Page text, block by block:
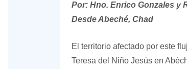
Por: Hno. Enrico Gonzales y
Desde Abeché, Chad
El territorio afectado por este
Teresa del Niño Jesús en